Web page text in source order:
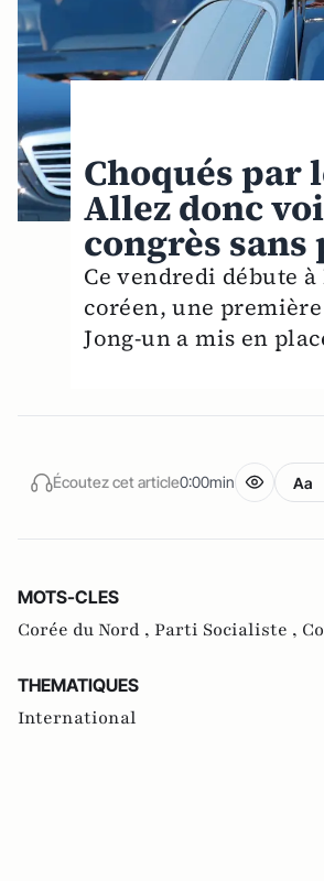
Choqués par
Allez donc
congrès
Ce vendredi débute
coréen, une
Jong-un a mis en
Écoutez cet article0:00min Aa
MOTS-CLES
Corée du Nord , Parti Socialiste ,
THEMATIQUES
International